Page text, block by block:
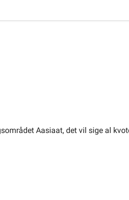
Aasiaat, det vil sige al